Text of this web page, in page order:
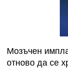
Мозъчен
отново да се